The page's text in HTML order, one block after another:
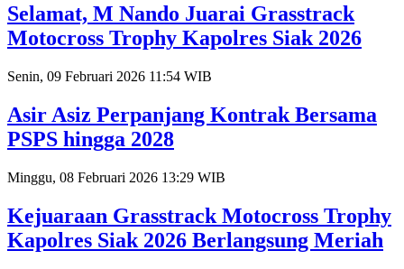
Selamat, M Nando Juarai Grasstrack
Motocross Trophy Kapolres Siak 2026
Senin, 09 Februari 2026 11:54 WIB
Asir Asiz Perpanjang Kontrak Bersama
PSPS hingga 2028
Minggu, 08 Februari 2026 13:29 WIB
Kejuaraan Grasstrack Motocross Trophy
Kapolres Siak 2026 Berlangsung Meriah